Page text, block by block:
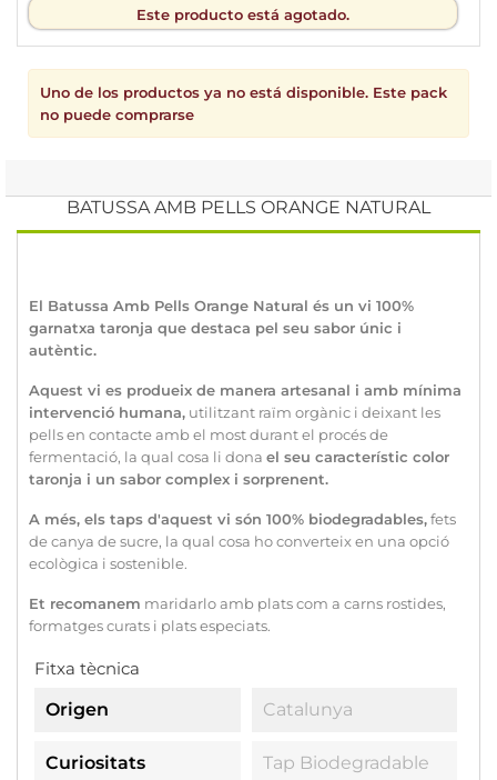
Este producto está agotado.
Uno de los productos ya no está disponible. Este pack
no puede comprarse
BATUSSA AMB PELLS ORANGE NATURAL
El Batussa Amb Pells Orange Natural és un vi 100%
garnatxa taronja que destaca pel seu sabor únic i
autèntic.
Aquest vi es produeix de manera artesanal i amb mínima
intervenció humana, utilitzant raïm orgànic i deixant les
pells en contacte amb el most durant el procés de
fermentació, la qual cosa li dona el seu característic color
taronja i un sabor complex i sorprenent.
A més, els taps d'aquest vi són 100% biodegradables,fets
de canya de sucre, la qual cosa ho converteix en una opció
ecològica i sostenible.
Et recomanem maridarlo amb plats com a carns rostides,
formatges curats i plats especiats.
Fitxa tècnica
Origen
Catalunya
Curiositats Tap Biodegradable